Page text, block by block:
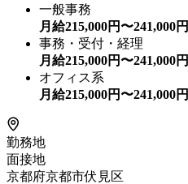
一般事務
月給215,000円〜241,000円
事務・受付・経理
月給215,000円〜241,000円
オフィス系
月給215,000円〜241,000円
勤務地
面接地
京都府京都市伏見区